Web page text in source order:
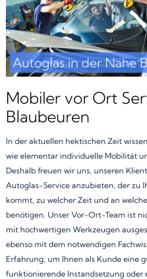
Mobiler vor Ort
Blaubeuren
In der aktuellen hektischen Zeit
wie elementar individuelle Mobilität
Deshalb freuen wir uns, unseren
Autoglas-Service anzubieten, der zu
kommt, zu welcher Zeit und an
benötigen. Unser Vor-Ort-Team ist
mit hochwertigen Werkzeugen
ebenso mit dem notwendigen
Erfahrung, um Ihnen als Kunde eine
funktionierende Instandsetzung oder